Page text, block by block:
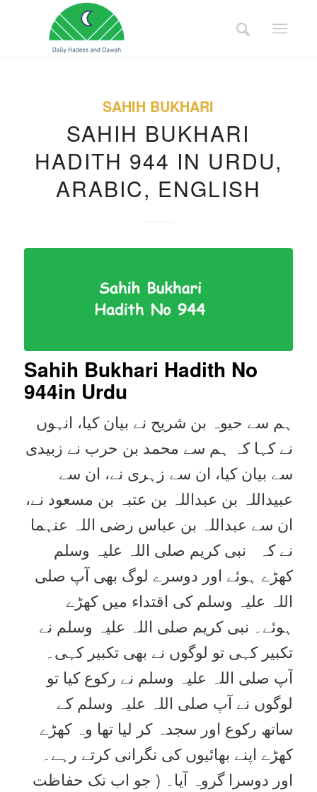
SAHIH BUKHARI
SAHIH BUKHARI
HADITH 944 IN URDU,
ARABIC, ENGLISH
Sahih Bukhari Hadith No
944in Urdu
ہم سے حیوہ بن شریح نے بیان کیا، انہوں
نے کہا کہ ہم سے محمد بن حرب نے زبیدی
سے بیان کیا، ان سے زہری نے، ان سے
عبیداللہ بن عبداللہ بن عتبہ بن مسعود نے،
ان سے عبداللہ بن عباس رضی اللہ عنہما
نے کہ نبی کریم صلی اللہ علیہ وسلم
کھڑے ہوئے اور دوسرے لوگ بھی آپ صلی
اللہ علیہ وسلم کی اقتداء میں کھڑے
ہوئے۔ نبی کریم صلی اللہ علیہ وسلم نے
تکبیر کہی تو لوگوں نے بھی تکبیر کہی۔
آپ صلی اللہ علیہ وسلم نے رکوع کیا تو
لوگوں نے آپ صلی اللہ علیہ وسلم کے
ساتھ رکوع اور سجدہ کر لیا تھا وہ کھڑے
کھڑے اپنے بھائیوں کی نگرانی کرتے رہے۔
اور دوسرا گروہ آیا۔ ( جو اب تک حفاظت